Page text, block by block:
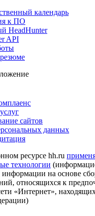
календарь
к ПО
HeadHunter
API
сайтов
данных
ресурсе hh.ru
технологии
информации на основе
относящихся к
«Интернет»,